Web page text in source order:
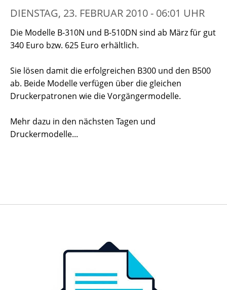
DIENSTAG, 23. FEBRUAR 2010 - 06:01 UHR
Die Modelle B-310N und B-510DN sind ab März für gut
340 Euro bzw. 625 Euro erhältlich.
Sie lösen damit die erfolgreichen B300 und den B500
ab. Beide Modelle verfügen über die gleichen
Druckerpatronen wie die Vorgängermodelle.
Mehr dazu in den nächsten Tagen und
Druckermodelle...